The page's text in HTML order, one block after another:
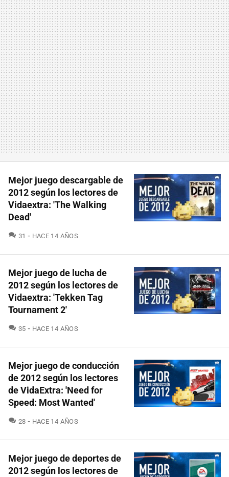
Mejor juego descargable de
2012 según los lectores de
Vidaextra: 'The Walking
Dead'
31 COMENTARIOS
HACE 14 AÑOS
Mejor juego de lucha de
2012 según los lectores de
Vidaextra: 'Tekken Tag
Tournament 2'
35 COMENTARIOS
HACE 14 AÑOS
Mejor juego de conducción
de 2012 según los lectores
de VidaExtra: 'Need for
Speed: Most Wanted'
28 COMENTARIOS
HACE 14 AÑOS
Mejor juego de deportes de
2012 según los lectores de